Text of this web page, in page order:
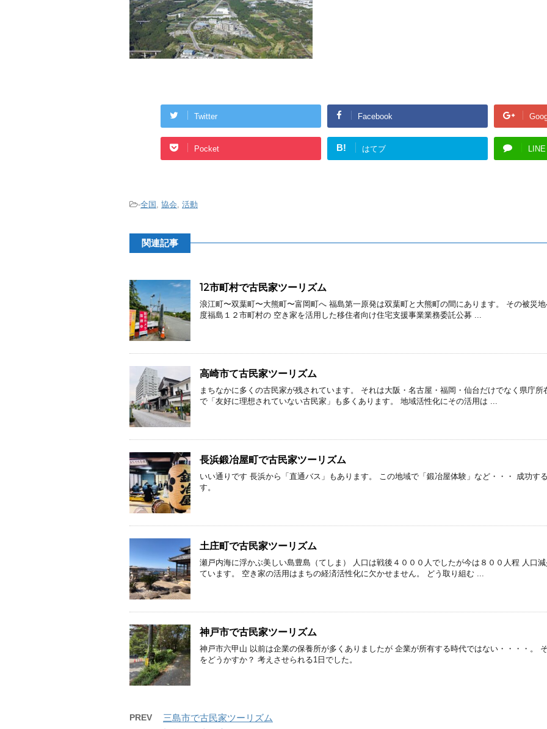
Twitter Facebook
Pocket B! はてブ LINE
-全国 , 協会, 活動
関連記事
12市町村で古民家ツーリズム
浪江町〜双葉町〜大熊町〜富岡町へ 福島第一原発は双葉町と大熊町の間にあります。 その被災
度福島１２市町村の 空き家を活用した移住者向け住宅支援事業業務委託公募 ...
高崎市て古民家ツーリズム
まちなかに多くの古民家が残されています。 それは大阪・名古屋・福岡・仙台だけでなく県庁
で「友好に理想されていない古民家」も多くあります。 地域活性化にその活用は ...
長浜鍛冶屋町で古民家ツーリズム
いい通りです 長浜から「直通バス」もあります。 この地域で「鍛冶屋体験」など・・・ 成功す
す。
土庄町で古民家ツーリズム
瀬戸内海に浮かぶ美しい島豊島（てしま） 人口は戦後４０００人でしたが今は８００人程 人口
ています。 空き家の活用はまちの経済活性化に欠かせません。 どう取り組む ...
神戸市で古民家ツーリズム
神戸市六甲山 以前は企業の保養所が多くありましたが 企業が所有する時代ではない・・・・。
をどうかすか？ 考えさせられる1日でした。
PREV 三島市で古民家ツーリズム